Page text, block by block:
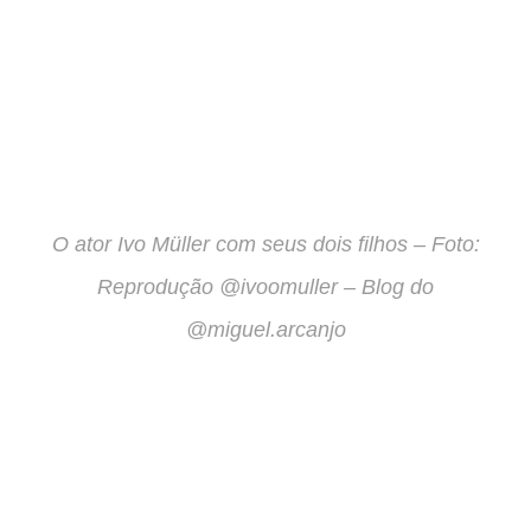
O ator Ivo Müller com seus dois filhos – Foto:
Reprodução @ivoomuller – Blog do
@miguel.arcanjo